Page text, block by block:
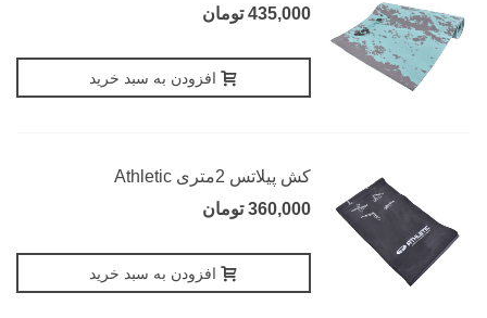
435,000 تومان
افزودن به سبد خرید
کش پیلاتس 2متری Athletic
360,000 تومان
افزودن به سبد خرید